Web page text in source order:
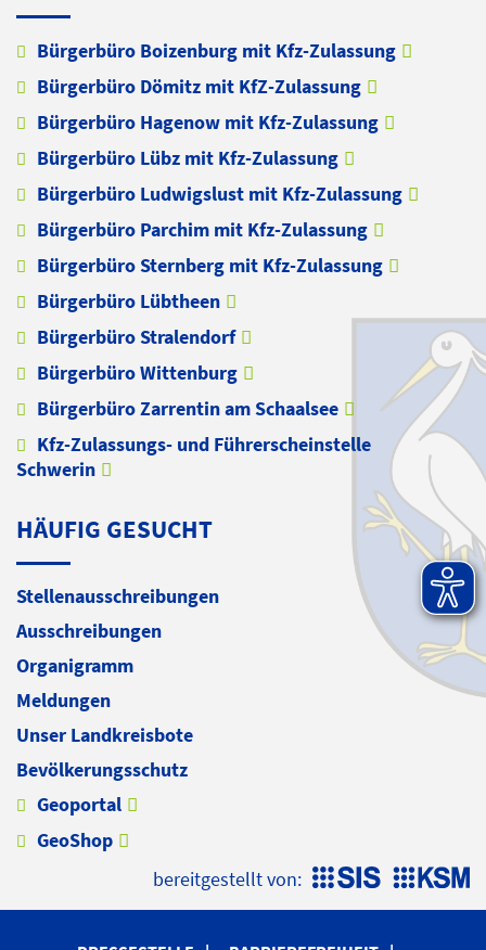
Bürgerbüro Boizenburg mit Kfz-Zulassung
Bürgerbüro Dömitz mit KfZ-Zulassung
Bürgerbüro Hagenow mit Kfz-Zulassung
Bürgerbüro Lübz mit Kfz-Zulassung
Bürgerbüro Ludwigslust mit Kfz-Zulassung
Bürgerbüro Parchim mit Kfz-Zulassung
Bürgerbüro Sternberg mit Kfz-Zulassung
Bürgerbüro Lübtheen
Bürgerbüro Stralendorf
Bürgerbüro Wittenburg
Bürgerbüro Zarrentin am Schaalsee
Kfz-Zulassungs- und Führerscheinstelle
Schwerin
HÄUFIG GESUCHT
Stellenausschreibungen
Ausschreibungen
Organigramm
Meldungen
Unser Landkreisbote
Bevölkerungsschutz
Geoportal
GeoShop
bereitgestellt von: